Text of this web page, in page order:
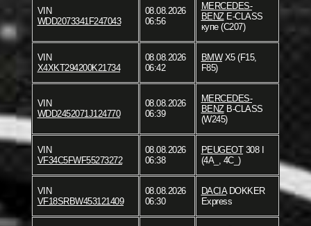
VIN
WDD2073341F247043
08.08.2026
06:56
MERCEDES-
BENZE-CLASS
купе (C207)
VIN
X4XKT294200K21734
08.08.2026
06:42
BMWX5 (F15,
F85)
VIN
WDD2452071J124770
08.08.2026
06:39
MERCEDES-
BENZB-CLASS
(W245)
VIN
VF34C5FWF55273272
08.08.2026
06:38
PEUGEOT308 I
(4A_, 4C_)
VIN
VF18SRBW453121409
08.08.2026
06:30
DACIADOKKER
Express